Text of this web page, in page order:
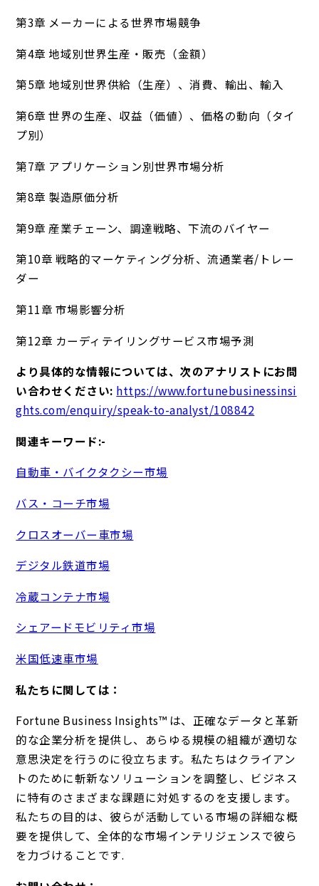
第3章 メーカーによる世界市場競争
第4章 地域別世界生産・販売（金額）
第5章 地域別世界供給（生産）、消費、輸出、輸入
第6章 世界の生産、収益（価値）、価格の動向（タイ
プ別）
第7章 アプリケーション別世界市場分析
第8章 製造原価分析
第9章 産業チェーン、調達戦略、下流のバイヤー
第10章 戦略的マーケティング分析、流通業者/トレー
ダー
第11章 市場影響分析
第12章 カーディテイリングサービス市場予測
より具体的な情報については、次のアナリストにお問
い合わせください: https://www.fortunebusinessinsi
ghts.com/enquiry/speak-to-analyst/108842
関連キーワード:-
自動車・バイクタクシー市場
バス・コーチ市場
クロスオーバー車市場
デジタル鉄道市場
冷蔵コンテナ市場
シェアードモビリティ市場
米国低速車市場
私たちに関しては：
Fortune Business Insights™ は、正確なデータと革新
的な企業分析を提供し、あらゆる規模の組織が適切な
意思決定を行うのに役立ちます。私たちはクライアン
トのために斬新なソリューションを調整し、ビジネス
に特有のさまざまな課題に対処するのを支援します。
私たちの目的は、彼らが活動している市場の詳細な概
要を提供して、全体的な市場インテリジェンスで彼ら
を力づけることです.